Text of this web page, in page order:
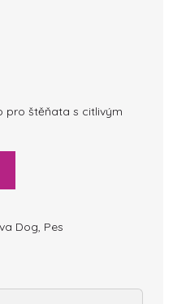
pro štěňata s citlivým
Dog, Pes